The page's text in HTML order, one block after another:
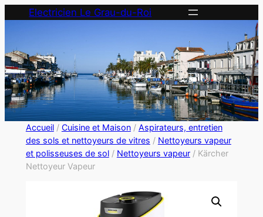
Electricien Le Grau-du-Roi
Accueil/ Cuisine et Maison/ Aspirateurs, entretien
des sols et nettoyeurs de vitres / Nettoyeurs vapeur
et polisseuses de sol/ Nettoyeurs vapeur/ Kärcher
Nettoyeur Vapeur